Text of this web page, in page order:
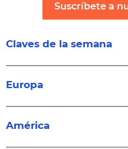
Suscríbete a
Claves de la semana
Europa
América